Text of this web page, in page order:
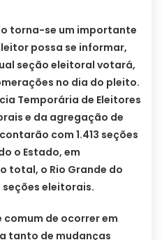
torna-se um importante
possa se informar,
seção eleitoral votará,
no dia do pleito.
Temporária de Eleitores
e da agregação de
com 1.413 seções
o Estado, em
total, o Rio Grande do
seções eleitorais.
de ocorrer em
tanto de mudanças